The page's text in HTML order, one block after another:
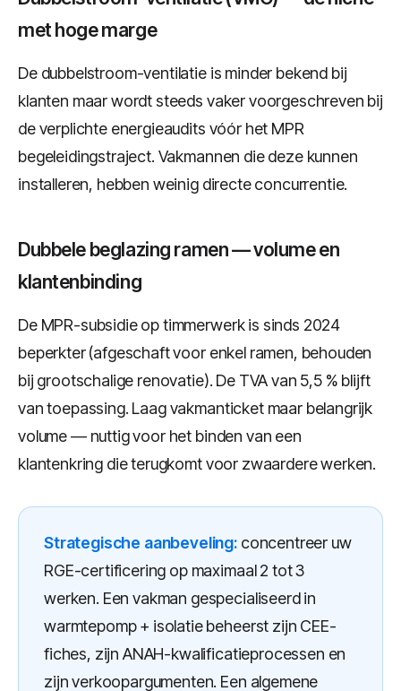
met hoge marge
De dubbelstroom-ventilatie is minder bekend bij
klanten maar wordt steeds vaker voorgeschreven bij
de verplichte energieaudits vóór het MPR
begeleidingstraject. Vakmannen die deze kunnen
installeren, hebben weinig directe concurrentie.
Dubbele beglazing ramen — volume en
klantenbinding
De MPR-subsidie op timmerwerk is sinds 2024
beperkter (afgeschaft voor enkel ramen, behouden
bij grootschalige renovatie). De TVA van 5,5 % blijft
van toepassing. Laag vakmanticket maar belangrijk
volume — nuttig voor het binden van een
klantenkring die terugkomt voor zwaardere werken.
Strategische aanbeveling: concentreer uw
RGE-certificering op maximaal 2 tot 3
werken. Een vakman gespecialiseerd in
warmtepomp + isolatie beheerst zijn CEE-
fiches, zijn ANAH-kwalificatieprocessen en
zijn verkoopargumenten. Een algemene